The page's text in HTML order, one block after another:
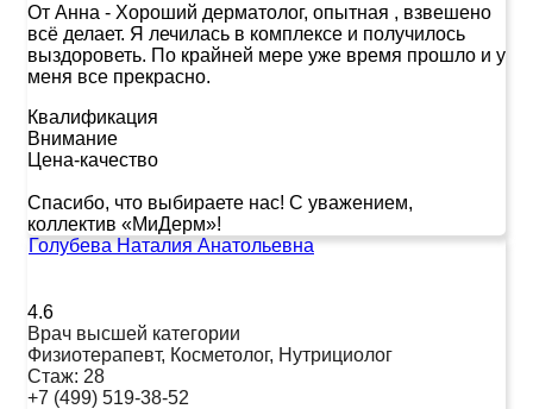
От Анна - Хороший дерматолог, опытная , взвешено
всё делает. Я лечилась в комплексе и получилось
выздороветь. По крайней мере уже время прошло и у
меня все прекрасно.
Квалификация
Внимание
Цена-качество
Спасибо, что выбираете нас! С уважением,
коллектив «МиДерм»!
Голубева Наталия Анатольевна
4.6
Врач высшей категории
Физиотерапевт, Косметолог, Нутрициолог
Стаж: 28
+7 (499) 519-38-52